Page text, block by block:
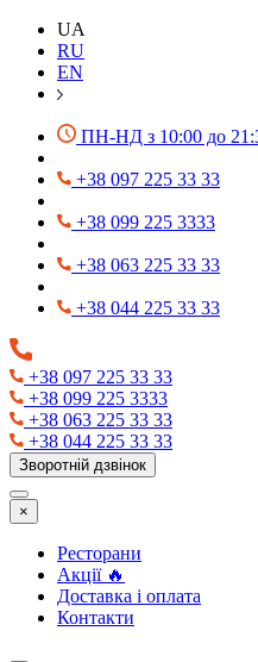
UA
RU
EN
ПН-НД з 10:00 до
+38 097 225 33 33
+38 099 225 3333
+38 063 225 33 33
+38 044 225 33 33
+38 097 225 33 33
+38 099 225 3333
+38 063 225 33 33
+38 044 225 33 33
Зворотній дзвінок
×
Ресторани
Акції 🔥
Доставка і оплата
Контакти